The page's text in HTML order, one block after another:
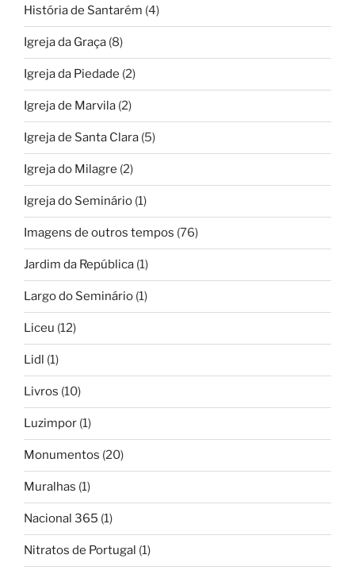
História de Santarém (4)
Igreja da Graça (8)
Igreja da Piedade (2)
Igreja de Marvila (2)
Igreja de Santa Clara (5)
Igreja do Milagre (2)
Igreja do Seminário (1)
Imagens de outros tempos (76)
Jardim da República (1)
Largo do Seminário (1)
Liceu (12)
Lidl (1)
Livros (10)
Luzimpor (1)
Monumentos (20)
Muralhas (1)
Nacional 365 (1)
Nitratos de Portugal (1)